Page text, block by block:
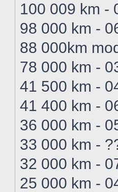
100 009 km -
98 000 km -
88 000km
78 000 km -
41 500 km -
41 400 km -
36 000 km -
33 000 km -
32 000 km -
25 000 km -